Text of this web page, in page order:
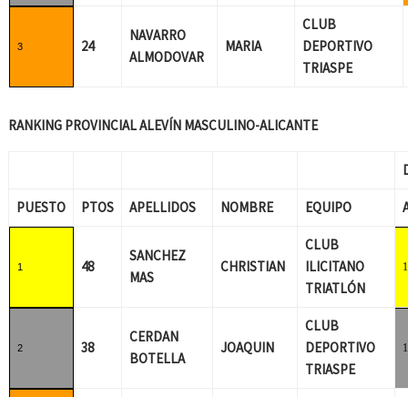
3 24
NAVARRO
ALMODOVAR
MARIA
CLUB
DEPORTIVO
TRIASPE
RANKING PROVINCIAL ALEVÍN MASCULINO-ALICANTE
PUESTO PTOS APELLIDOS NOMBRE EQUIPO
1 48
SANCHEZ
MAS
CHRISTIAN
CLUB
ILICITANO
TRIATLÓN
2 38
CERDAN
BOTELLA
JOAQUIN
CLUB
DEPORTIVO
TRIASPE